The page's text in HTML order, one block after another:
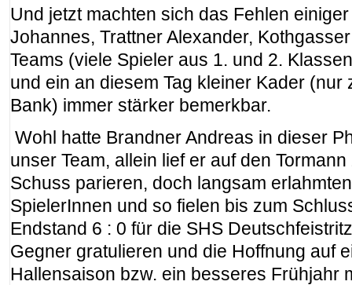
Und jetzt machten sich das Fehlen
Johannes, Trattner Alexander,
Teams (viele Spieler aus 1. und 2.
und ein an diesem Tag kleiner Kader
Bank) immer stärker bemerkbar.
Wohl hatte Brandner Andreas in dieser
unser Team, allein lief er auf den
Schuss parieren, doch langsam
SpielerInnen und so fielen bis zum
Endstand 6 : 0 für die SHS
Gegner gratulieren und die Hoffnung auf
Hallensaison bzw. ein besseres Frühjahr